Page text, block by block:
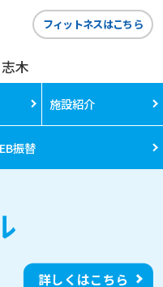
木
フィットネスはこちら
施設紹介
振替
詳しくはこちら